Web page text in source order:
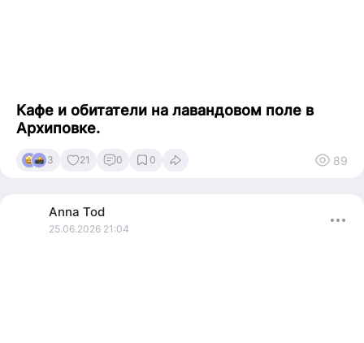
Кафе и обитатели на лавандовом поле в
Архиповке.
3 21 0 0 89
Anna Tod
25.06.2026 21:04